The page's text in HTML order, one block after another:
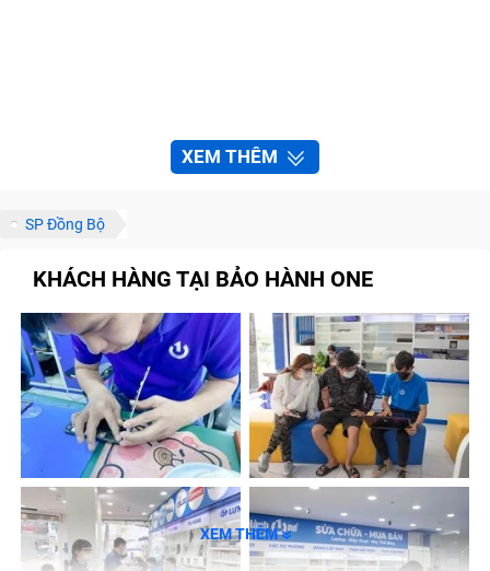
XEM THÊM
SP Đồng Bộ
KHÁCH HÀNG TẠI BẢO HÀNH ONE
XEM THÊM